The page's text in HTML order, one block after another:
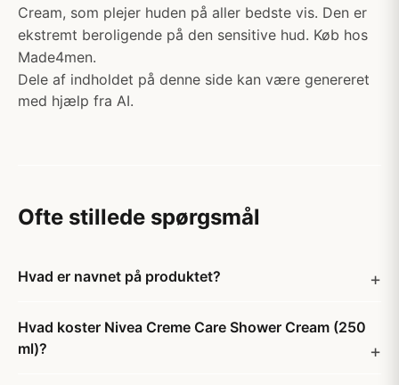
Cream, som plejer huden på aller bedste vis. Den er
ekstremt beroligende på den sensitive hud. Køb hos
Made4men.
Dele af indholdet på denne side kan være genereret
med hjælp fra AI.
Ofte stillede spørgsmål
Hvad er navnet på produktet?
Hvad koster Nivea Creme Care Shower Cream (250
ml)?